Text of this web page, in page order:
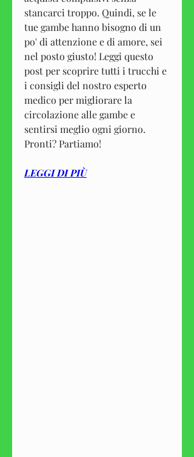
stancarci troppo. Quindi, se le
tue gambe hanno bisogno di un
po' di attenzione e di amore, sei
nel posto giusto! Leggi questo
post per scoprire tutti i trucchi e
i consigli del nostro esperto
medico per migliorare la
circolazione alle gambe e
sentirsi meglio ogni giorno.
Pronti? Partiamo!
LEGGI DI PIÙ